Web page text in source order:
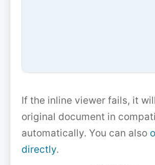
If the inline viewer fails, it
original document in
automatically. You can also
directly.